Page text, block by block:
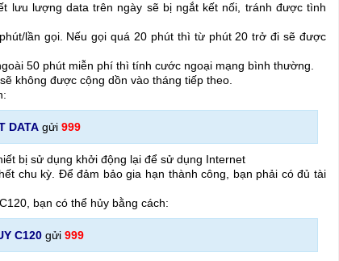
lưu lượng data trên ngày sẽ bị ngắt kết nối, tránh được tình
lần gọi. Nếu gọi quá 20 phút thì từ phút 20 trở đi sẽ được
50 phút miễn phí thì tính cước ngoại mạng bình thường.
không được cộng dồn vào tháng tiếp theo.
DATA gửi 999
bị sử dụng khởi động lại để sử dụng Internet
chu kỳ. Để đảm bảo gia hạn thành công, bạn phải có đủ tài
bạn có thể hủy bằng cách:
C120gửi 999